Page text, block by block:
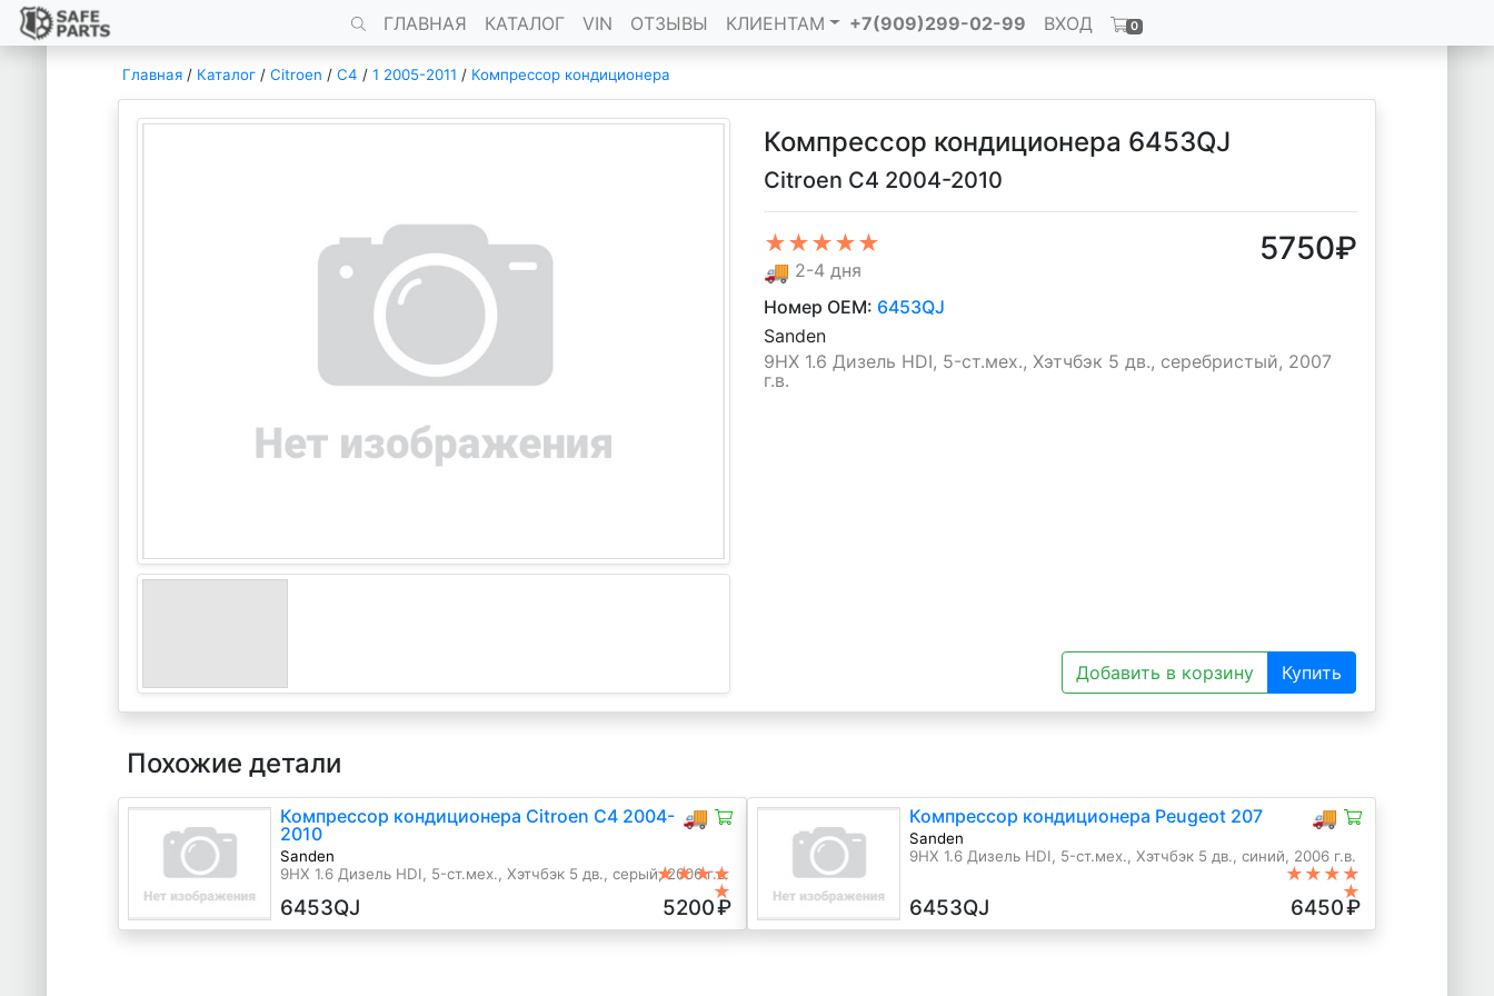
ГЛАВНАЯ КАТАЛОГ VIN ОТЗЫВЫ КЛИЕНТАМ +7(909)299-02-99 ВХОД 0
Главная / Каталог / Citroen / C4 / 1 2005-2011 / Компрессор кондиционера
Компрессор кондиционера 6453QJ
Citroen C4 2004-2010
★★★★★
🚚 2-4 дня
5750₽
Номер OEM: 6453QJ
Sanden
9HX 1.6 Дизель HDI, 5-ст.мех., Хэтчбэк 5 дв., серебристый, 2007
г.в.
Добавить в корзину Купить
Похожие детали
🚚
Компрессор кондиционера Citroen C4 2004-
2010
Sanden
9HX 1.6 Дизель HDI, 5-ст.мех., Хэтчбэк 5 дв., серый, 2006 г.в.
★★★★
★
6453QJ 5200₽
🚚
Компрессор кондиционера Peugeot 207
Sanden
9HX 1.6 Дизель HDI, 5-ст.мех., Хэтчбэк 5 дв., синий, 2006 г.в.
★★★★
★
6453QJ 6450₽